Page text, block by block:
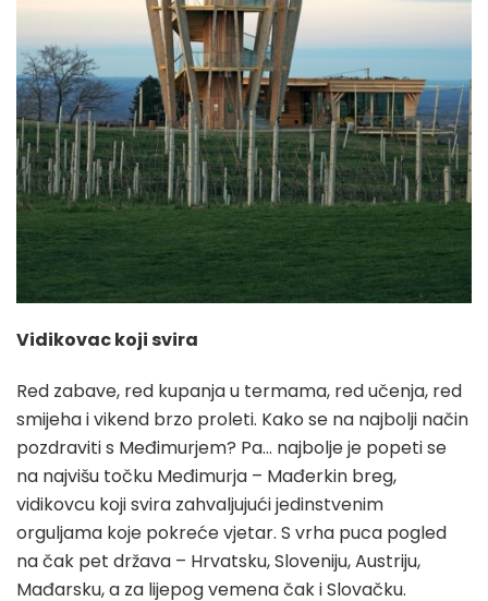
Vidikovac koji svira
Red zabave, red kupanja u termama, red učenja, red
smijeha i vikend brzo proleti. Kako se na najbolji način
pozdraviti s Međimurjem? Pa… najbolje je popeti se
na najvišu točku Međimurja – Mađerkin breg,
vidikovcu koji svira zahvaljujući jedinstvenim
orguljama koje pokreće vjetar. S vrha puca pogled
na čak pet država – Hrvatsku, Sloveniju, Austriju,
Mađarsku, a za lijepog vemena čak i Slovačku.